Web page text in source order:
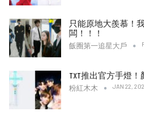
只能原地大羨慕！
闆！！！
飯圈第一追星大戶
TXT推出官方手燈
粉紅木木 JAN 22,